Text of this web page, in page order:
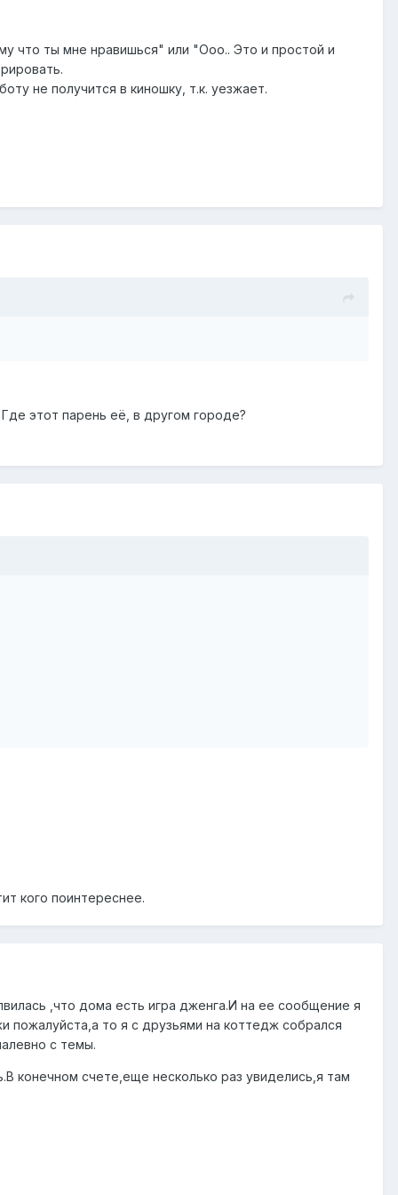
что ты мне нравишься" или "Ооо.. Это и простой и
не получится в киношку, т.к. уезжает.
этот парень её, в другом городе?
кого поинтереснее.
,что дома есть игра дженга.И на ее сообщение я
пожалуйста,а то я с друзьями на коттедж собрался
с темы.
конечном счете,еще несколько раз увиделись,я там